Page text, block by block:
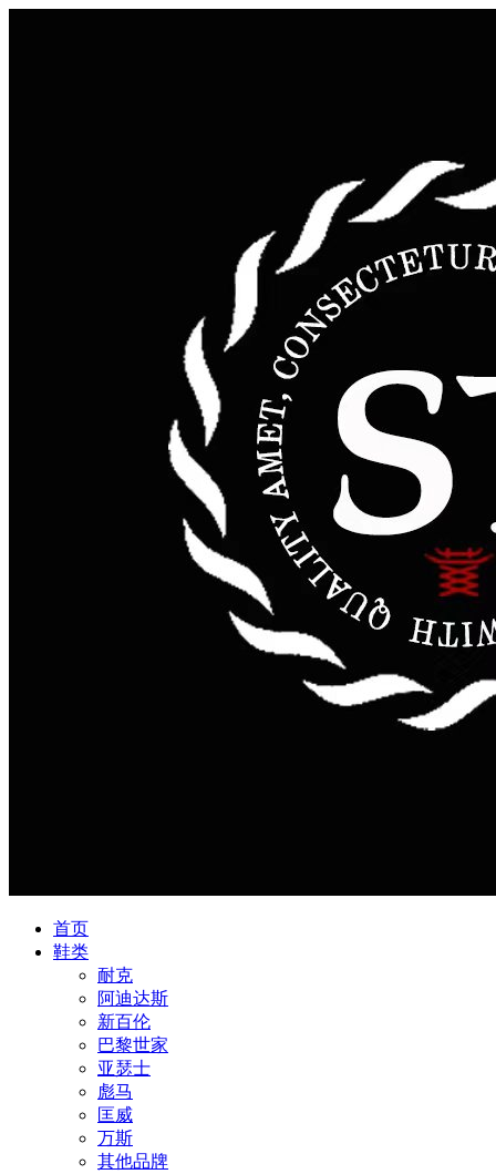
首页
鞋类
耐克
阿迪达斯
新百伦
巴黎世家
亚瑟士
彪马
匡威
万斯
其他品牌